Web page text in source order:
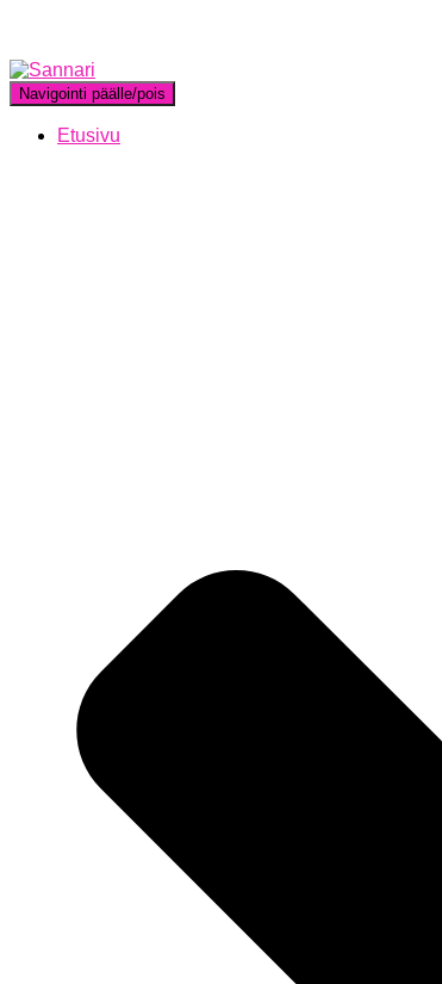
Navigointi päälle/pois
Etusivu